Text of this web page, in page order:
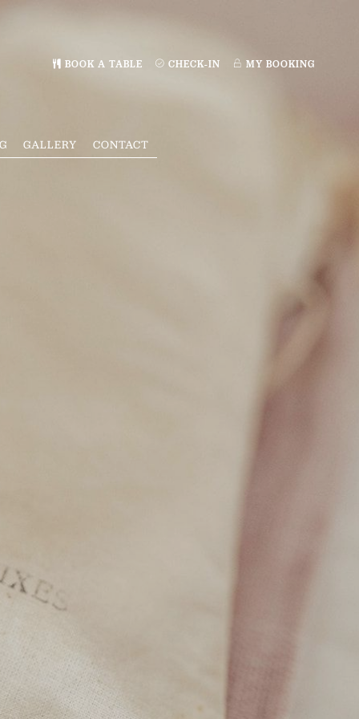
GALLERY CONTACT
BOOK A TABLE CHECK-IN MY BOOKING